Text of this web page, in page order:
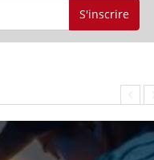
S'inscrire